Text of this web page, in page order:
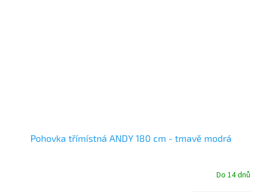
Pohovka třímístná ANDY 180 cm - tmavě modrá
Do 14 dnů